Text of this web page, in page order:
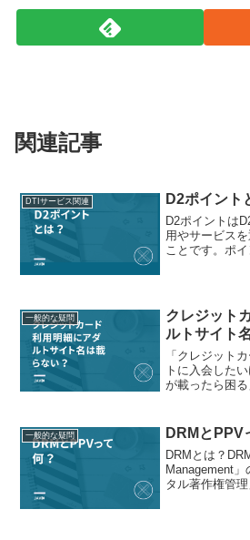
関連記事
DTIサービス関連 D2ポイント
D2ポイントは
用やサービス
ことです。ポ
率月間プレミ
一般的な疑問
クレジット
ルトサイト
「クレジット
トに入会した
が載ったら困
あればアダルト
ていると気ま
一般的な疑問 DRMとPPV
DRMとは？
Management
タル著作権管